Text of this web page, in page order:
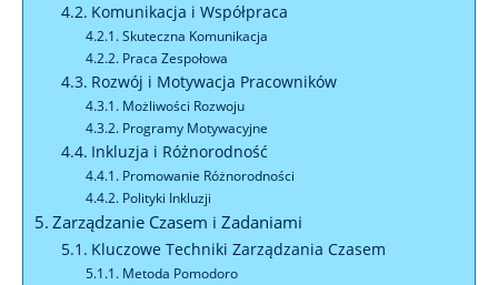
Komunikacja i Współpraca
Skuteczna Komunikacja
Praca Zespołowa
Rozwój i Motywacja Pracowników
Możliwości Rozwoju
Programy Motywacyjne
Inkluzja i Różnorodność
Promowanie Różnorodności
Polityki Inkluzji
Zarządzanie Czasem i Zadaniami
Kluczowe Techniki Zarządzania Czasem
Metoda Pomodoro